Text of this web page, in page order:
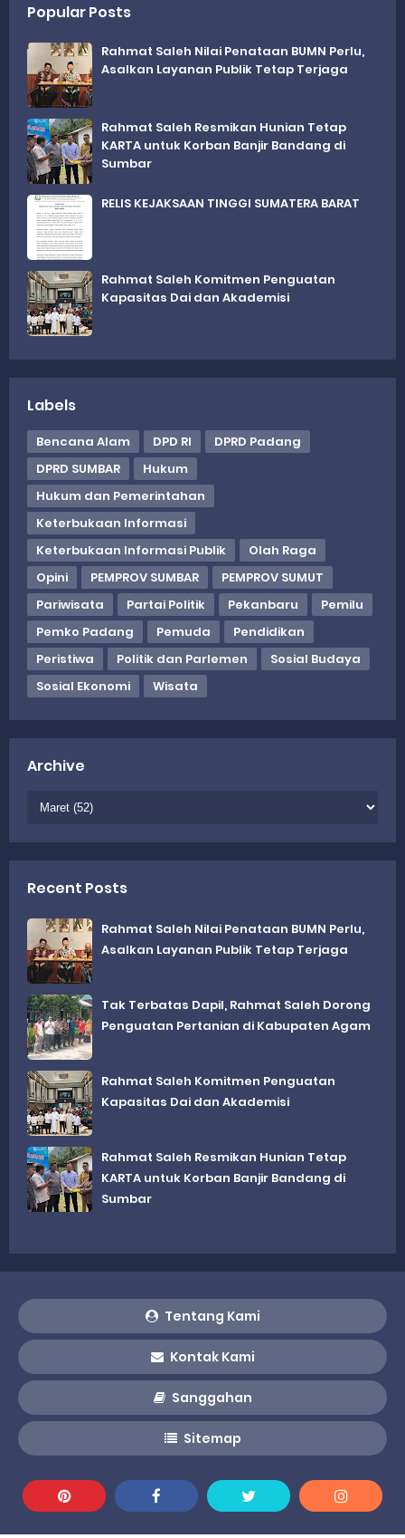
Popular Posts
Rahmat Saleh Nilai Penataan BUMN Perlu,
Asalkan Layanan Publik Tetap Terjaga
Rahmat Saleh Resmikan Hunian Tetap
KARTA untuk Korban Banjir Bandang di
Sumbar
RELIS KEJAKSAAN TINGGI SUMATERA BARAT
Rahmat Saleh Komitmen Penguatan
Kapasitas Dai dan Akademisi
Labels
Bencana Alam DPD RI
DPRD Padang
DPRD SUMBAR
Hukum
Hukum dan Pemerintahan
Keterbukaan Informasi
Keterbukaan Informasi Publik
Olah Raga
Opini
PEMPROV SUMBAR
PEMPROV SUMUT
Pariwisata
Partai Politik Pekanbaru
Pemilu
Pemko Padang
Pemuda
Pendidikan
Peristiwa
Politik dan Parlemen
Sosial Budaya
Sosial Ekonomi
Wisata
Archive
Recent Posts
Rahmat Saleh Nilai Penataan BUMN Perlu,
Asalkan Layanan Publik Tetap Terjaga
Tak Terbatas Dapil, Rahmat Saleh Dorong
Penguatan Pertanian di Kabupaten Agam
Rahmat Saleh Komitmen Penguatan
Kapasitas Dai dan Akademisi
Rahmat Saleh Resmikan Hunian Tetap
KARTA untuk Korban Banjir Bandang di
Sumbar
Tentang Kami
Kontak Kami
Sanggahan
Sitemap